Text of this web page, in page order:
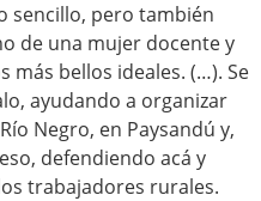
sencillo, pero también
de una mujer docente y
más bellos ideales. (…). Se
ayudando a organizar
Negro, en Paysandú y,
defendiendo acá y
trabajadores rurales.